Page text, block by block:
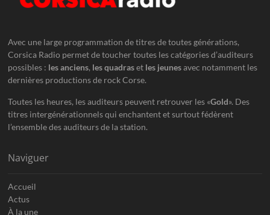
Avec une large programmation de titres de toutes générations,
Corsica Radio permet de toucher toutes les catégories d’auditeurs
possibles : les anciens, les quadraset les jeunesavec notamment les
dernières productions de rock Corse.
Toutes les heures, les auditeurs peuvent retrouver les «Gold». Des
titres intergénérationnels qui enchantent et surtout fédèrent
l’ensemble des auditeurs de la station.
Naviguer
Accueil
Actus
À la une